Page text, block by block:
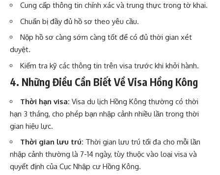
Cung cấp thông tin chính xác và trung thực trong tờ khai.
Chuẩn bị đầy đủ hồ sơ theo yêu cầu.
Nộp hồ sơ càng sớm càng tốt để có đủ thời gian xét
duyệt.
Kiểm tra kỹ các thông tin trên visa trước khi khởi hành.
4. Những Điều Cần Biết Về Visa Hồng Kông
Thời hạn visa: Visa du lịch Hồng Kông thường có thời
hạn 3 tháng, cho phép bạn nhập cảnh nhiều lần trong thời
gian hiệu lực.
Thời gian lưu trú: Thời gian lưu trú tối đa cho mỗi lần
nhập cảnh thường là 7-14 ngày, tùy thuộc vào loại visa và
quyết định của Cục Nhập cư Hồng Kông.